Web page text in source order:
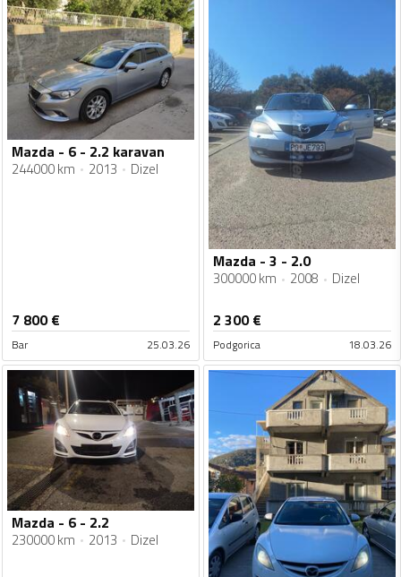
Mazda - 6 - 2.2 karavan
244000 km 2013 Dizel
7 800€
Bar 25.03.26
Mazda - 3 - 2.0
300000 km 2008 Dizel
2 300€
Podgorica 18.03.26
Mazda - 6 - 2.2
230000 km 2013 Dizel